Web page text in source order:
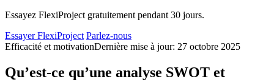
Essayez FlexiProject gratuitement pendant 30 jours.
Essayer FlexiProject Parlez-nous
Efficacité et motivationDernière mise à jour: 27 octobre 2025
Qu’est-ce qu’une analyse SWOT et